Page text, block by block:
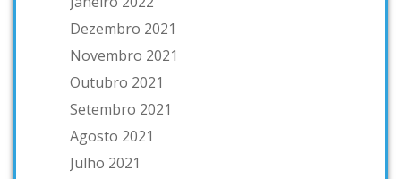
Dezembro 2021
Novembro 2021
Outubro 2021
Setembro 2021
Agosto 2021
Julho 2021